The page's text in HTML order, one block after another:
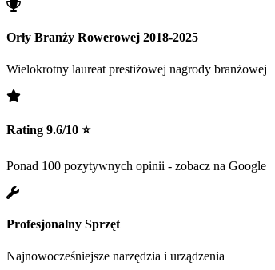
Orły Branży Rowerowej 2018-2025
Wielokrotny laureat prestiżowej nagrody branżowej
Rating 9.6/10 ⭐
Ponad 100 pozytywnych opinii - zobacz na Google
Profesjonalny Sprzęt
Najnowocześniejsze narzędzia i urządzenia